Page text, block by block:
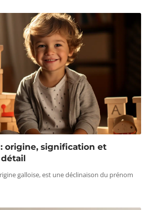
origine, signification et
galloise, est une déclinaison du prénom